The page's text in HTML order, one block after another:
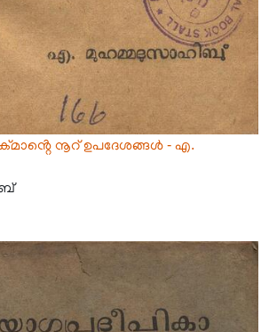
നൂറ് ഉപദേശങ്ങൾ - എ.